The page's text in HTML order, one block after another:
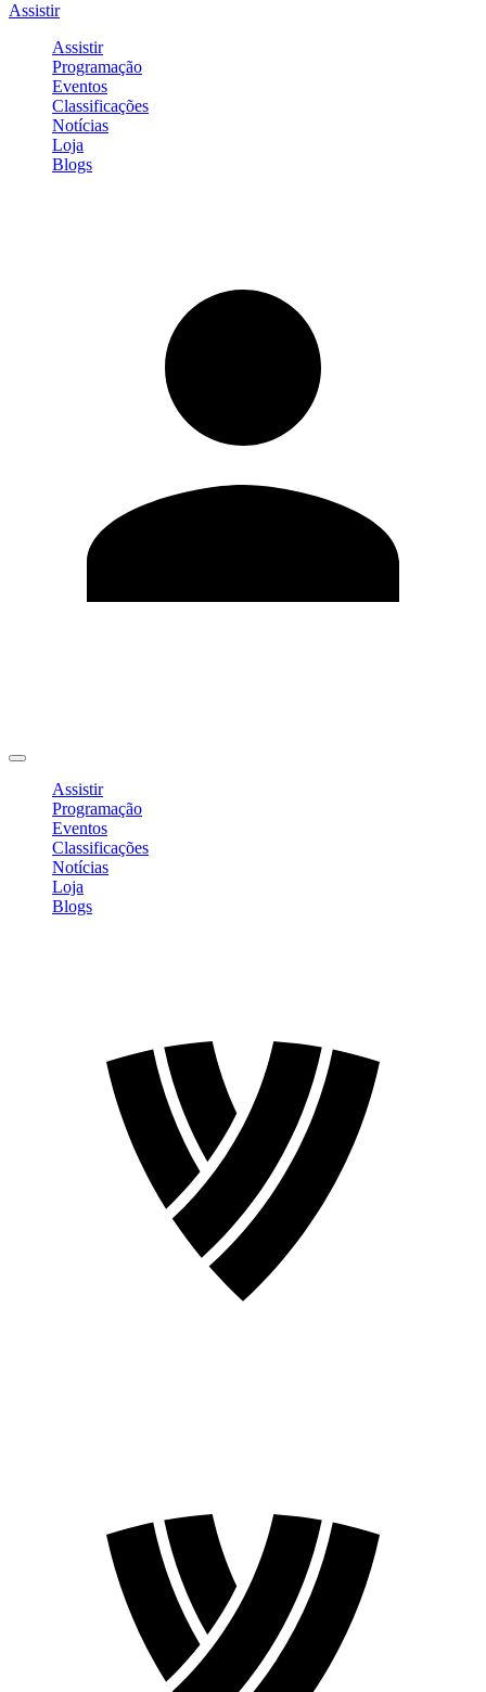
Assistir
Assistir
Programação
Eventos
Classificações
Notícias
Loja
Blogs
Assistir
Programação
Eventos
Classificações
Notícias
Loja
Blogs